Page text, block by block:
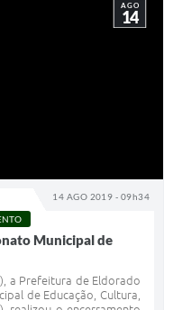
14 AGO 2019 - 09h34
AGO
14
Municipal de
a Prefeitura de Eldorado
de Educação, Cultura,